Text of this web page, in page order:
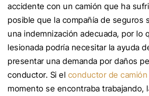
accidente con un camión que ha
posible que la compañía de seguros
una indemnización adecuada, por lo
lesionada podría necesitar la ayuda
presentar una demanda por daños
conductor. Si el conductor de camión
momento se encontraba trabajando,